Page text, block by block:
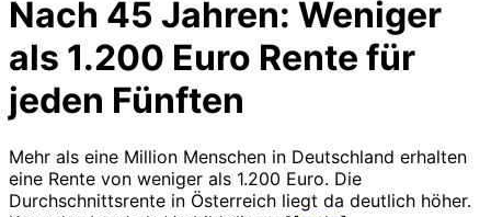
Nach 45 Jahren: Weniger
als 1.200 Euro Rente für
jeden Fünften
Mehr als eine Million Menschen in Deutschland erhalten
eine Rente von weniger als 1.200 Euro. Die
Durchschnittsrente in Österreich liegt da deutlich höher.